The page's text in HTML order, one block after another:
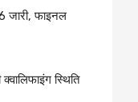
फाइनल
स्थिति